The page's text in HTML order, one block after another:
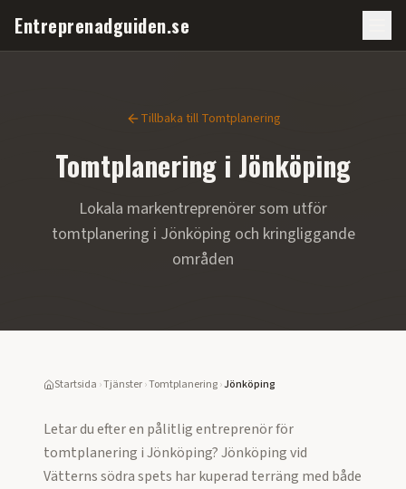
Entreprenadguiden.se
Tillbaka till Tomtplanering
Tomtplanering i Jönköping
Lokala markentreprenörer som utför
tomtplanering i Jönköping och kringliggande
områden
Startsida ›Tjänster›Tomtplanering›Jönköping
Letar du efter en pålitlig entreprenör för
tomtplanering iJönköping?Jönköping vid
Vätterns södra spets har kuperad terräng med både